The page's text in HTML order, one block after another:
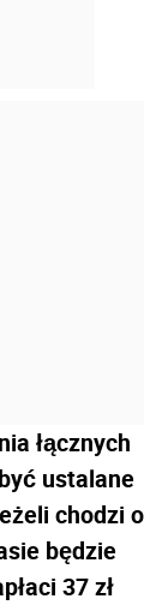
łącznych
ustalane
chodzi o
będzie
37 zł